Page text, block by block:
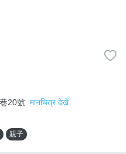
20號 मानचित्र देखें
親子